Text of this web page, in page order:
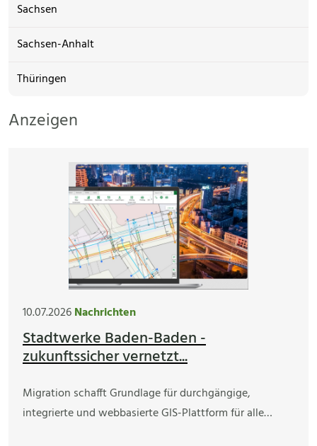
Sachsen
Sachsen-Anhalt
Thüringen
Anzeigen
10.07.2026Nachrichten
Stadtwerke Baden-Baden -
zukunftssicher vernetzt...
Migration schafft Grundlage für durchgängige,
integrierte und webbasierte GIS-Plattform für alle…